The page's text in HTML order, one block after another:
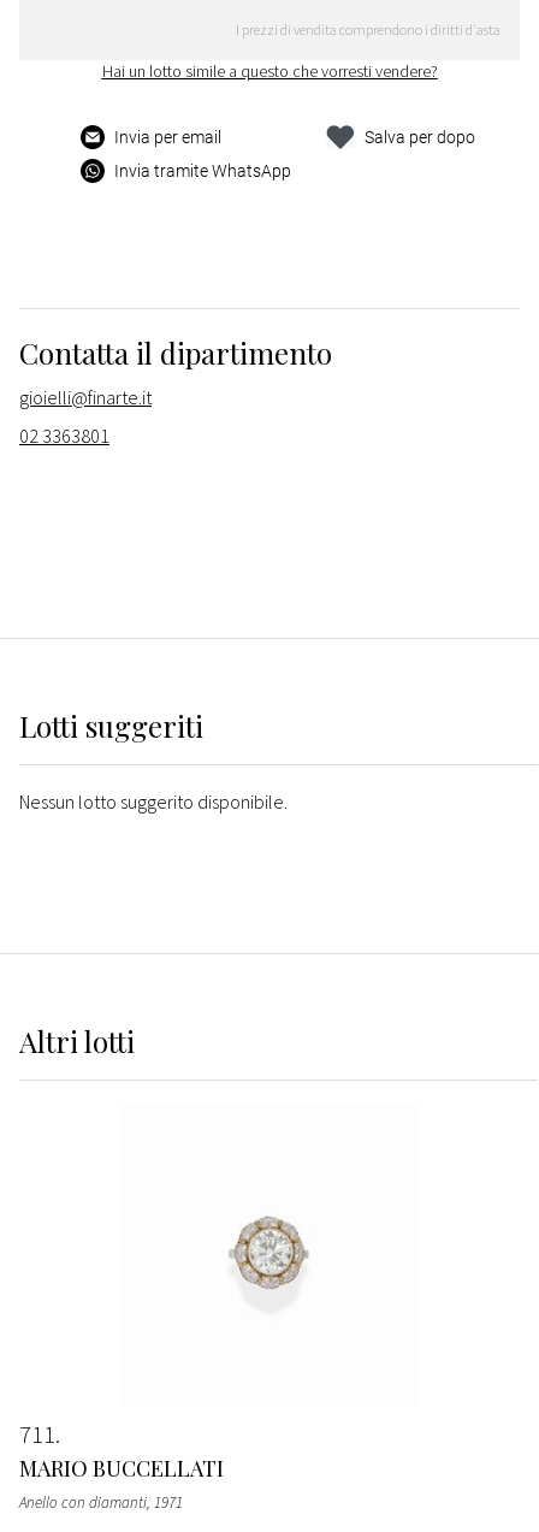
I prezzi di vendita comprendono i diritti d'asta
Hai un lotto simile a questo che vorresti vendere?
Invia per email
Invia tramite WhatsApp
Salva per dopo
Contatta il dipartimento
gioielli@finarte.it
02 3363801
Lotti suggeriti
Nessun lotto suggerito disponibile.
Altrilotti
711
MARIO BUCCELLATI
Anello con diamanti, 1971